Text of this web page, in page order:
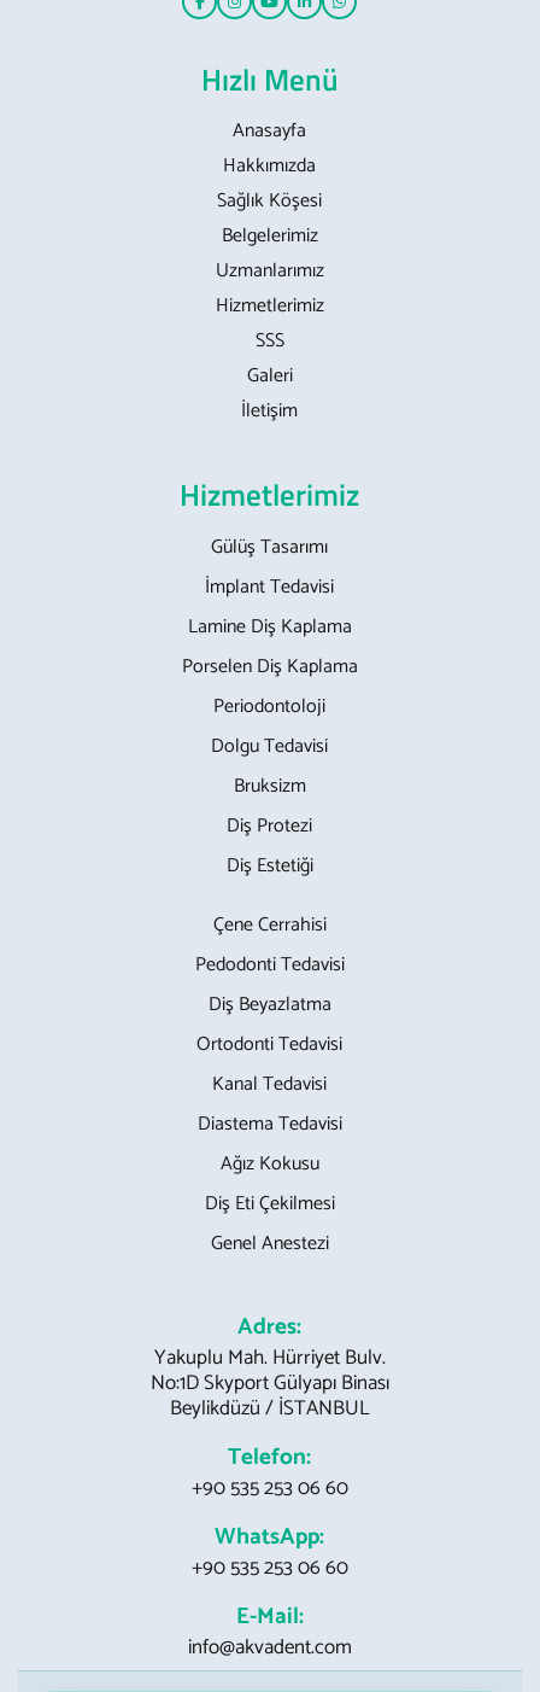
Hızlı Menü
Anasayfa
Hakkımızda
Sağlık Köşesi
Belgelerimiz
Uzmanlarımız
Hizmetlerimiz
SSS
Galeri
İletişim
Hizmetlerimiz
Gülüş Tasarımı
İmplant Tedavisi
Lamine Diş Kaplama
Porselen Diş Kaplama
Periodontoloji
Dolgu Tedavisi
Bruksizm
Diş Protezi
Diş Estetiği
Çene Cerrahisi
Pedodonti Tedavisi
Diş Beyazlatma
Ortodonti Tedavisi
Kanal Tedavisi
Diastema Tedavisi
Ağız Kokusu
Diş Eti Çekilmesi
Genel Anestezi
Adres:
Yakuplu Mah. Hürriyet Bulv.
No:1D Skyport Gülyapı Binası
Beylikdüzü / İSTANBUL
Telefon:
+90 535 253 06 60
WhatsApp:
+90 535 253 06 60
E-Mail:
info@akvadent.com